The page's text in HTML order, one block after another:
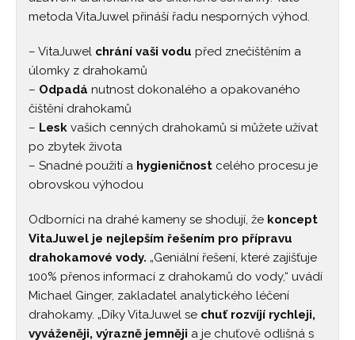
metoda VitaJuwel přináší řadu nesporných výhod.
– VitaJuwel chrání vaši vodu před znečištěním a
úlomky z drahokamů
– Odpadá nutnost dokonalého a opakovaného
čištění drahokamů
– Lesk vašich cenných drahokamů si můžete užívat
po zbytek života
– Snadné použití a hygieničnost celého procesu je
obrovskou výhodou
Odborníci na drahé kameny se shodují, že koncept
VitaJuwel je nejlepším řešením pro přípravu
drahokamové vody. „Geniální řešení, které zajišťuje
100% přenos informací z drahokamů do vody,“ uvádí
Michael Ginger, zakladatel analytického léčení
drahokamy. „Díky VitaJuwel se chuť rozvíjí rychleji,
vyváženěji, výrazně jemněji a je chuťově odlišná s